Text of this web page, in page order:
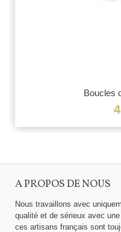
Boucles
A PROPOS DE NOUS
Nous travaillons avec
qualité et de sérieux avec une
ces artisans français sont